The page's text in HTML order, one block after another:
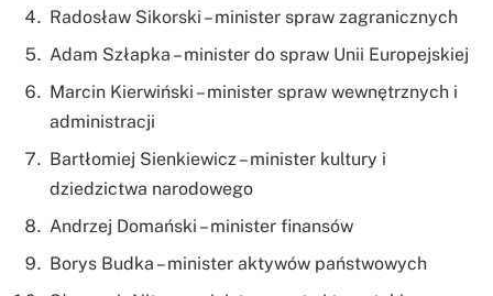
Radosław Sikorski – minister spraw zagranicznych
Adam Szłapka – minister do spraw Unii Europejskiej
Marcin Kierwiński – minister spraw wewnętrznych i
administracji
Bartłomiej Sienkiewicz – minister kultury i
dziedzictwa narodowego
Andrzej Domański – minister finansów
Borys Budka – minister aktywów państwowych